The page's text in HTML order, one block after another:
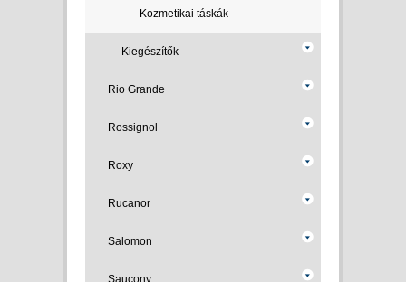
Kozmetikai táskák
Kiegészítők
Rio Grande
Rossignol
Roxy
Rucanor
Salomon
Saucony